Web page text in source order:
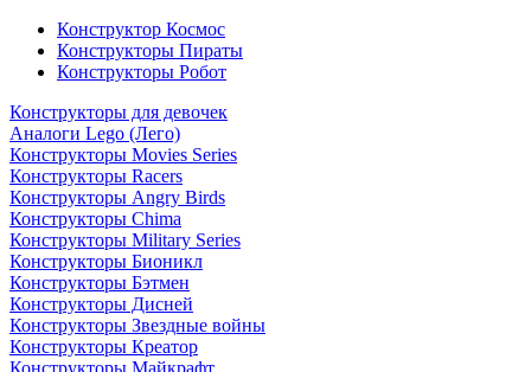
Конструктор Космос
Конструкторы Пираты
Конструкторы Робот
Конструкторы для девочек
Аналоги Lego (Лего)
Конструкторы Movies Series
Конструкторы Racers
Конструкторы Angry Birds
Конструкторы Chima
Конструкторы Military Series
Конструкторы Бионикл
Конструкторы Бэтмен
Конструкторы Дисней
Конструкторы Звездные войны
Конструкторы Креатор
Конструкторы Майкрафт